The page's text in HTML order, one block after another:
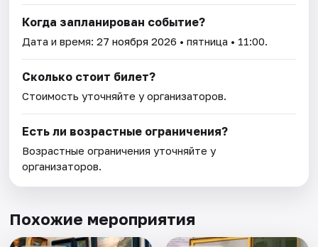
Когда запланирован событие?
Дата и время:27 ноября 2026 • пятница • 11:00.
Сколько стоит билет?
Стоимость уточняйте у организаторов.
Есть ли возрастные ограничения?
Возрастные ограничения уточняйте у
организаторов.
Похожие мероприятия